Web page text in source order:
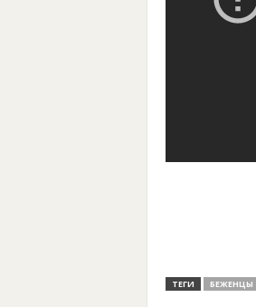
ТЕГИ БЕЖЕНЦЫ